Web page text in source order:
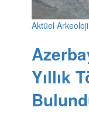
Aktüel Arkeoloji
Yıllık